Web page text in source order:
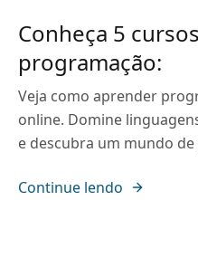
Conheça 5
programação:
Veja como aprender
online. Domine
e descubra um mundo
Continue lendo